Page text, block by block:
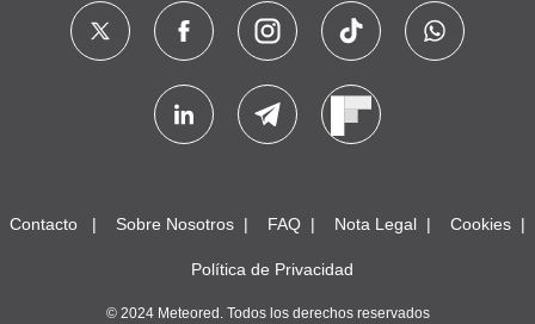
Contacto Sobre Nosotros FAQ Nota Legal Cookies
Política de Privacidad
© 2024 Meteored. Todos los derechos reservados